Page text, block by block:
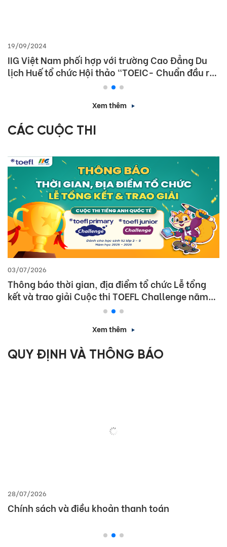
19/09/2024
IIG Việt Nam phối hợp với trường Cao Đẳng Du
lịch Huế tổ chức Hội thảo “TOEIC- Chuẩn đầu ra
tiếng Anh- Bí Quyết chinh phục nhà tuyển dụng”
Xem thêm
CÁC CUỘC THI
03/07/2026
Thông báo thời gian, địa điểm tổ chức Lễ tổng
kết và trao giải Cuộc thi TOEFL Challenge năm
Xem thêm
QUY ĐỊNH VÀ THÔNG BÁO
28/07/2026
Chính sách và điều khoản thanh toán